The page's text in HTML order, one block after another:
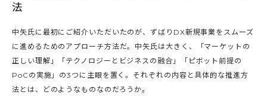
法
中矢氏に最初にご紹介いただいたのが、ずばりDX新規事業をスムーズ
に進めるためのアプローチ方法だ。中矢氏は大きく、「マーケットの
正しい理解」「テクノロジーとビジネスの融合」「ピボット前提の
PoCの実施」の3つに主眼を置く。それぞれの内容と具体的な推進方
法とは、どのようなものなのだろうか。